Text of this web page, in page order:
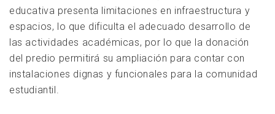
educativa presenta limitaciones en infraestructura y
espacios, lo que dificulta el adecuado desarrollo de
las actividades académicas, por lo que la donación
del predio permitirá su ampliación para contar con
instalaciones dignas y funcionales para la comunidad
estudiantil.